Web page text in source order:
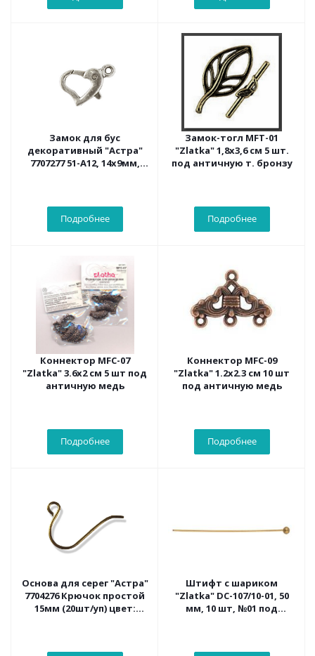
Замок для бус
декоративный "Астра"
7707277 51-А12, 14х9мм,
Подробнее
Замок-тогл MFT-01
"Zlatka" 1,8х3,6 см 5 шт.
под античную т. бронзу
Подробнее
Коннектор MFC-07
"Zlatka" 3.6х2 см 5 шт под
античную медь
Подробнее
Коннектор MFC-09
"Zlatka" 1.2х2.3 см 10 шт
под античную медь
Подробнее
Основа для серег "Астра"
7704276 Крючок простой
15мм (20шт/уп) цвет:
Штифт с шариком
"Zlatka" DC-107/10-01, 50
мм, 10 шт, №01 под